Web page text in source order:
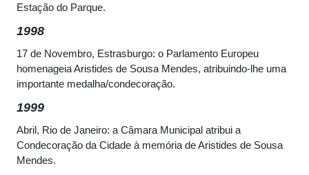
Estação do Parque.
1998
17 de Novembro, Estrasburgo: o Parlamento Europeu
homenageia Aristides de Sousa Mendes, atribuindo-lhe uma
importante medalha/condecoração.
1999
Abril, Rio de Janeiro: a Câmara Municipal atribui a
Condecoração da Cidade à memória de Aristides de Sousa
Mendes.